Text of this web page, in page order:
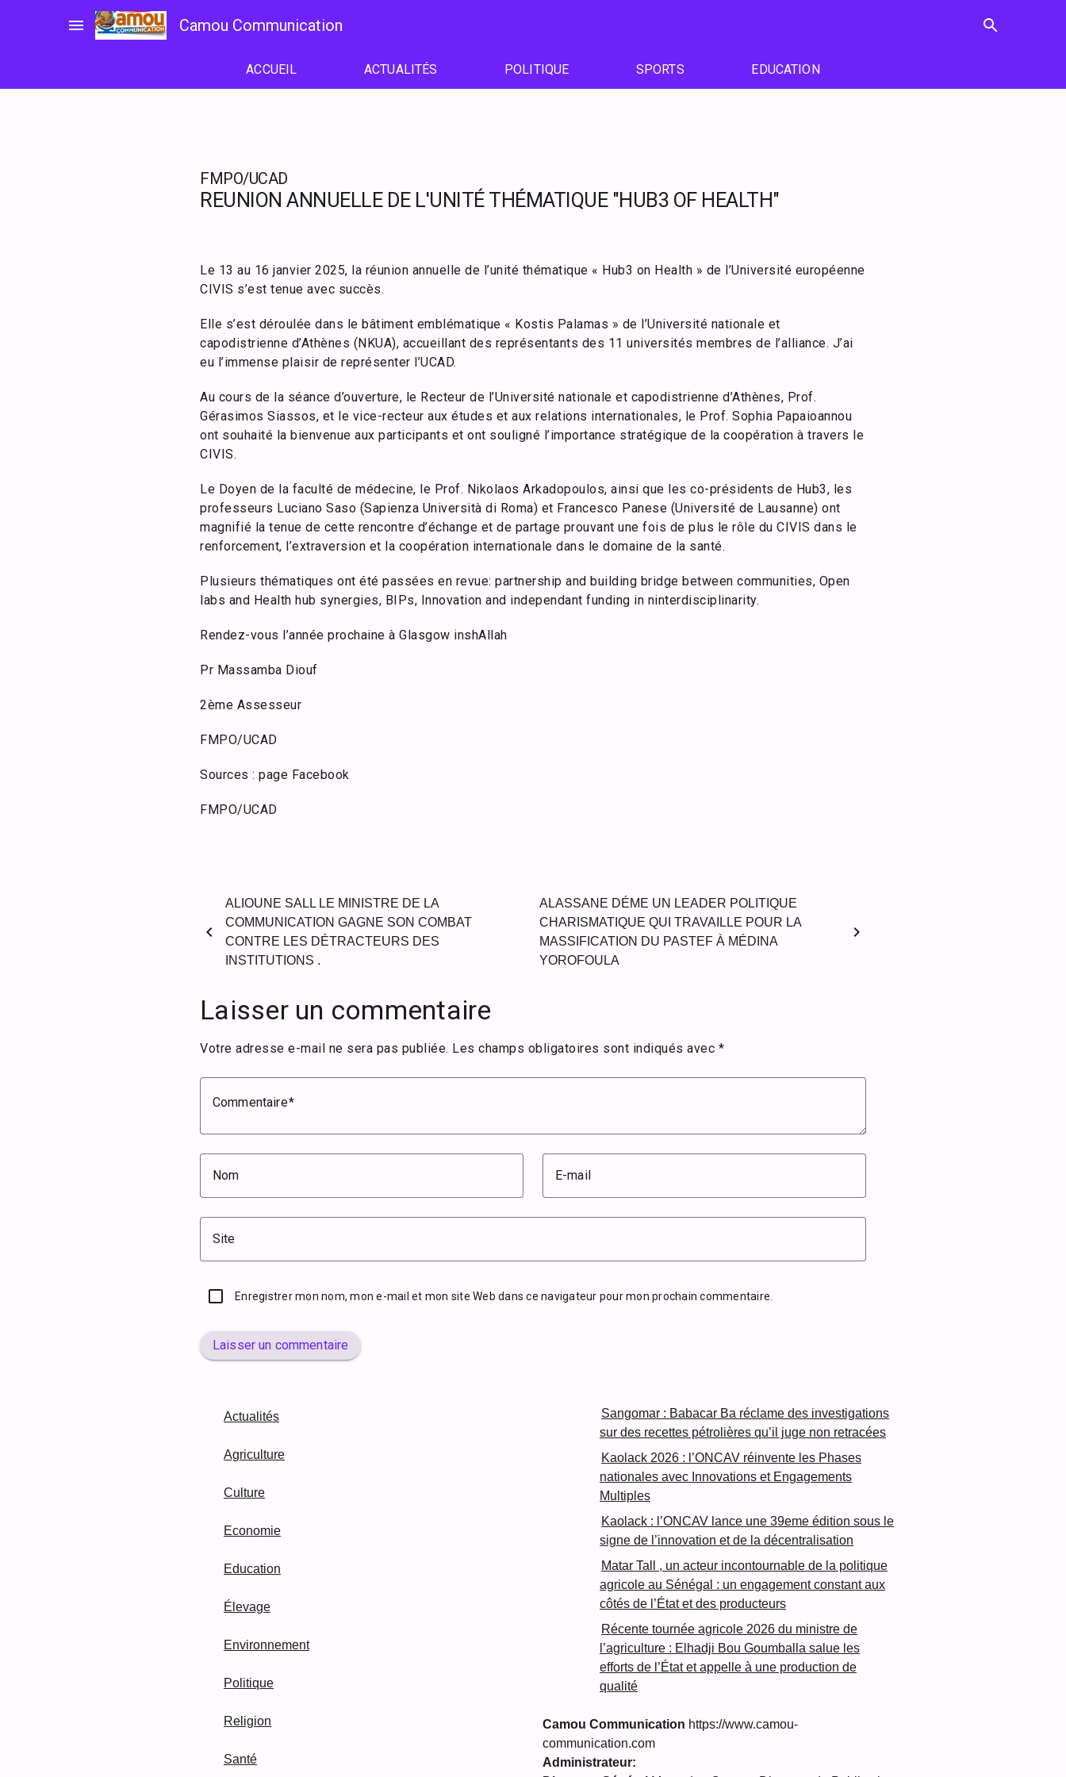
menu Camou Communication search
ACCUEIL ACTUALITÉS POLITIQUE SPORTS EDUCATION
FMPO/UCAD
REUNION ANNUELLE DE L'UNITÉ THÉMATIQUE "HUB3 OF HEALTH"
Le 13 au 16 janvier 2025, la réunion annuelle de l’unité thématique « Hub3 on Health » de l’Université européenne
CIVIS s’est tenue avec succès.
Elle s’est déroulée dans le bâtiment emblématique « Kostis Palamas » de l’Université nationale et
capodistrienne d’Athènes (NKUA), accueillant des représentants des 11 universités membres de l’alliance. J’ai
eu l’immense plaisir de représenter l’UCAD.
Au cours de la séance d’ouverture, le Recteur de l’Université nationale et capodistrienne d’Athènes, Prof.
Gérasimos Siassos, et le vice-recteur aux études et aux relations internationales, le Prof. Sophia Papaioannou
ont souhaité la bienvenue aux participants et ont souligné l’importance stratégique de la coopération à travers le
CIVIS.
Le Doyen de la faculté de médecine, le Prof. Nikolaos Arkadopoulos, ainsi que les co-présidents de Hub3, les
professeurs Luciano Saso (Sapienza Università di Roma) et Francesco Panese (Université de Lausanne) ont
magnifié la tenue de cette rencontre d’échange et de partage prouvant une fois de plus le rôle du CIVIS dans le
renforcement, l’extraversion et la coopération internationale dans le domaine de la santé.
Plusieurs thématiques ont été passées en revue: partnership and building bridge between communities, Open
labs and Health hub synergies, BIPs, Innovation and independant funding in ninterdisciplinarity.
Rendez-vous l’année prochaine à Glasgow inshAllah
Pr Massamba Diouf
2ème Assesseur
FMPO/UCAD
Sources : page Facebook
FMPO/UCAD
chevron_left
ALIOUNE SALL LE MINISTRE DE LA
COMMUNICATION GAGNE SON COMBAT
CONTRE LES DÉTRACTEURS DES
INSTITUTIONS .
ALASSANE DÉME UN LEADER POLITIQUE
CHARISMATIQUE QUI TRAVAILLE POUR LA
MASSIFICATION DU PASTEF À MÉDINA
YOROFOULA
chevron_right
Laisser un commentaire
Votre adresse e-mail ne sera pas publiée. Les champs obligatoires sont indiqués avec *
Commentaire
Nom E-mail
Site
Enregistrer mon nom, mon e-mail et mon site Web dans ce navigateur pour mon prochain commentaire.
Laisser un commentaire
Actualités
Agriculture
Culture
Economie
Education
Élevage
Environnement
Politique
Religion
Santé
Sangomar : Babacar Ba réclame des investigations
sur des recettes pétrolières qu’il juge non retracées
Kaolack 2026 : l’ONCAV réinvente les Phases
nationales avec Innovations et Engagements
Multiples
Kaolack : l’ONCAV lance une 39eme édition sous le
signe de l’innovation et de la décentralisation
Matar Tall , un acteur incontournable de la politique
agricole au Sénégal : un engagement constant aux
côtés de l’État et des producteurs
Récente tournée agricole 2026 du ministre de
l’agriculture : Elhadji Bou Goumballa salue les
efforts de l’État et appelle à une production de
qualité
Camou Communication https://www.camou-
communication.com
Administrateur: